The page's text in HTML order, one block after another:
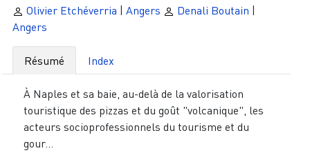
Olivier Etchéverria Angers Denali Boutain
Angers
Résumé Index
À Naples et sa baie, au-delà de la valorisation
touristique des pizzas et du goût "volcanique", les
acteurs socioprofessionnels du tourisme et du
gour...